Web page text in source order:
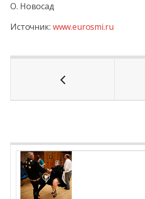
О. Новосад
Источник: www.eurosmi.ru